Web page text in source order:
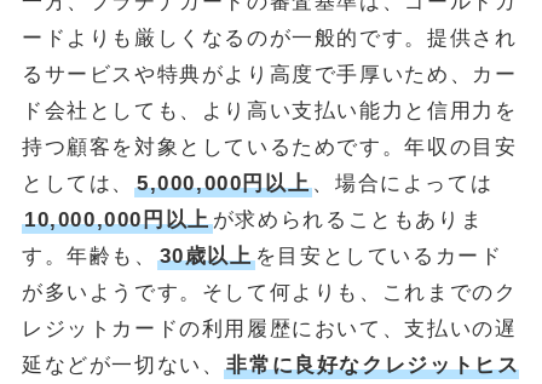
ードよりも厳しくなるのが一般的です。提供され
るサービスや特典がより高度で手厚いため、カー
ド会社としても、より高い支払い能力と信用力を
持つ顧客を対象としているためです。年収の目安
としては、
5,000,000円以上、場合によっては
10,000,000円以上が求められることもありま
す。年齢も、
30歳以上を目安としているカード
が多いようです。そして何よりも、これまでのク
レジットカードの利用履歴において、支払いの遅
延などが一切ない、非常に良好なクレジットヒス